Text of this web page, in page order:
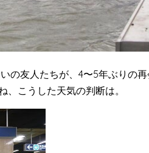
の友人たちが、4〜5年ぶりの
、こうした天気の判断は。